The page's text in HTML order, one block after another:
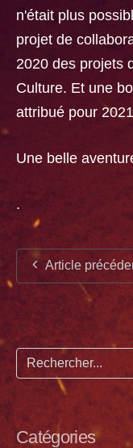
n'était plus
projet de
2020 des projets
Culture. Et une
attribué pour
Une belle
.
Article
Catégories